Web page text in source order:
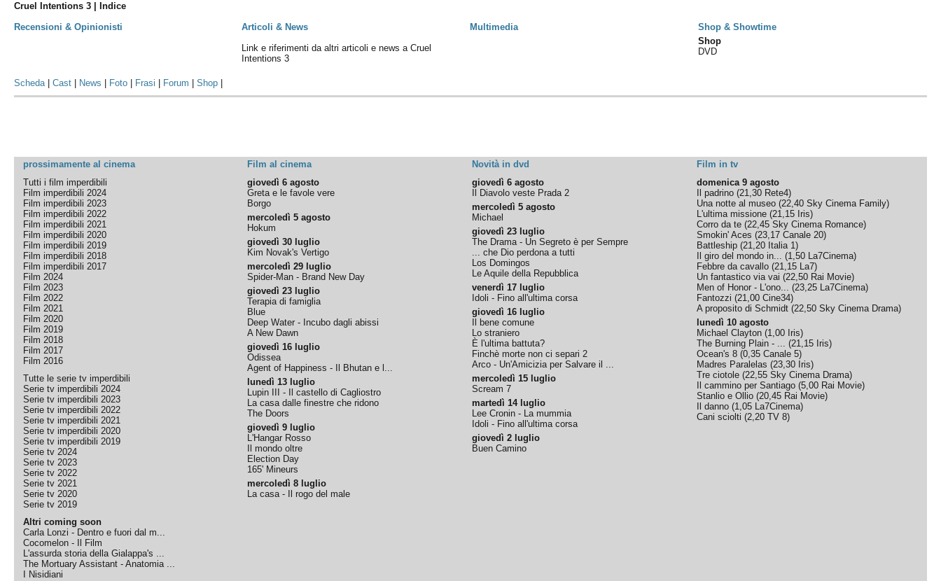
Cruel Intentions 3 | Indice
Recensioni & Opinionisti
Articoli & News Multimedia
Shop & Showtime
Link e riferimenti da altri articoli e news a Cruel
Intentions 3
Shop
DVD
Scheda|Cast News Foto Frasi Forum |Shop
prossimamente al cinema Film al cinema Novità in dvd
Film in tv
Tutti i film imperdibili
Film imperdibili 2024
Film imperdibili 2023
Film imperdibili 2022
Film imperdibili 2021
Film imperdibili 2020
Film imperdibili 2019
Film imperdibili 2018
Film imperdibili 2017
Film 2024
Film 2023
Film 2022
Film 2021
Film 2020
Film 2019
Film 2018
Film 2017
Film 2016
Tutte le serie tv imperdibili
Serie tv imperdibili 2024
Serie tv imperdibili 2023
Serie tv imperdibili 2022
Serie tv imperdibili 2021
Serie tv imperdibili 2020
Serie tv imperdibili 2019
Serie tv 2024
Serie tv 2023
Serie tv 2022
Serie tv 2021
Serie tv 2020
Serie tv 2019
Altri coming soon
Carla Lonzi - Dentro e fuori dal m...
Cocomelon - Il Film
L'assurda storia della Gialappa's ...
The Mortuary Assistant - Anatomia ...
I Nisidiani
giovedì 6 agosto
Greta e le favole vere
Borgo
mercoledì 5 agosto
Hokum
giovedì 30 luglio
Kim Novak's Vertigo
mercoledì 29 luglio
Spider-Man - Brand New Day
giovedì 23 luglio
Terapia di famiglia
Blue
Deep Water - Incubo dagli abissi
A New Dawn
giovedì 16 luglio
Odissea
Agent of Happiness - Il Bhutan e l...
lunedì 13 luglio
Lupin III - Il castello di Cagliostro
La casa dalle finestre che ridono
The Doors
giovedì 9 luglio
L'Hangar Rosso
Il mondo oltre
Election Day
165' Mineurs
mercoledì 8 luglio
La casa - Il rogo del male
giovedì 6 agosto
Il Diavolo veste Prada 2
mercoledì 5 agosto
Michael
giovedì 23 luglio
The Drama - Un Segreto è per Sempre
... che Dio perdona a tutti
Los Domingos
Le Aquile della Repubblica
venerdì 17 luglio
Idoli - Fino all'ultima corsa
giovedì 16 luglio
Il bene comune
Lo straniero
È l'ultima battuta?
Finchè morte non ci separi 2
Arco - Un'Amicizia per Salvare il ...
mercoledì 15 luglio
Scream 7
martedì 14 luglio
Lee Cronin - La mummia
Idoli - Fino all'ultima corsa
giovedì 2 luglio
Buen Camino
domenica 9 agosto
Il padrino (21,30 Rete4)
Una notte al museo (22,40 Sky Cinema Family)
L'ultima missione (21,15 Iris)
Corro da te (22,45 Sky Cinema Romance)
Smokin' Aces (23,17 Canale 20)
Battleship (21,20 Italia 1)
Il giro del mondo in... (1,50 La7Cinema)
Febbre da cavallo (21,15 La7)
Un fantastico via vai (22,50 Rai Movie)
Men of Honor - L'ono... (23,25 La7Cinema)
Fantozzi (21,00 Cine34)
A proposito di Schmidt (22,50 Sky Cinema Drama)
lunedì 10 agosto
Michael Clayton (1,00 Iris)
The Burning Plain - ... (21,15 Iris)
Ocean's 8 (0,35 Canale 5)
Madres Paralelas (23,30 Iris)
Tre ciotole (22,55 Sky Cinema Drama)
Il cammino per Santiago (5,00 Rai Movie)
Stanlio e Ollio (20,45 Rai Movie)
Il danno (1,05 La7Cinema)
Cani sciolti (2,20 TV 8)